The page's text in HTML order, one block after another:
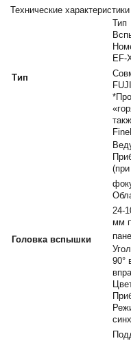
Технические характеристики
Tип
Тип
EF-
Головка вспышки
24-
мм
90°